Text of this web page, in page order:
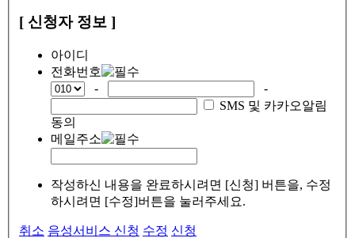
[ 신청자 정보 ]
아이디
전화번호
-
-
SMS 및 카카오알림
동의
메일주소
작성하신 내용을 완료하시려면 [신청] 버튼을, 수정
하시려면 [수정]버튼을 눌러주세요.
취소 음성서비스 신청 수정 신청